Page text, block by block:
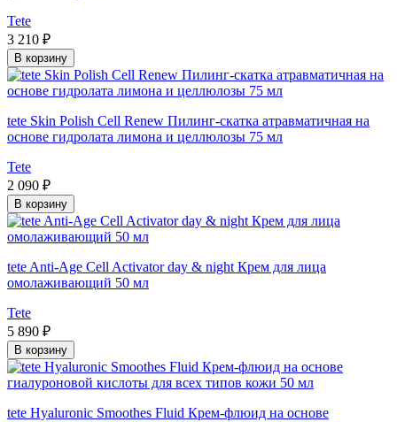
Tete
3 210 ₽
В корзину
tete Skin Polish Сell Renew Пилинг-скатка атравматичная на
основе гидролата лимона и целлюлозы 75 мл
Tete
2 090 ₽
В корзину
tete Anti-Age Cell Activator day & night Крем для лица
омолаживающий 50 мл
Tete
5 890 ₽
В корзину
tete Hyaluronic Smoothes Fluid Крем-флюид на основе